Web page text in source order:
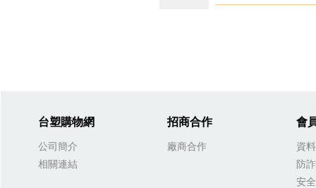
台塑購物網
公司簡介
相關連結
招商合作
廠商合作
會
資
防
安